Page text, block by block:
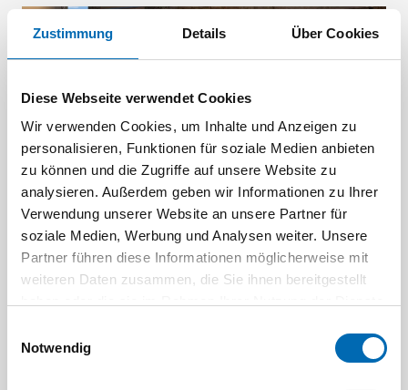
Zustimmung Details Über Cookies
Diese Webseite verwendet Cookies
Wir verwenden Cookies, um Inhalte und Anzeigen zu
personalisieren, Funktionen für soziale Medien anbieten
zu können und die Zugriffe auf unsere Website zu
analysieren. Außerdem geben wir Informationen zu Ihrer
Verwendung unserer Website an unsere Partner für
soziale Medien, Werbung und Analysen weiter. Unsere
Partner führen diese Informationen möglicherweise mit
weiteren Daten zusammen, die Sie ihnen bereitgestellt
Notwendig
Artikelfinder: Möbelleuchten
Stellen Sie sich mit dem Artikelfinder für
Möbelleuchten einfach die benötigten Komponenten
für Ihre Anwendung zusammen.